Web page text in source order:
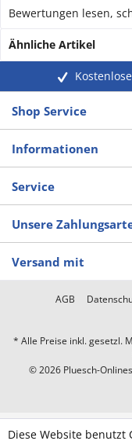
Bewertungen lesen,
Ähnliche Artikel
Shop Service
Informationen
Service
Unsere
Versand mit
AGB
* Alle Preise inkl. gesetzl.
© 2026 Pluesch-
Diese Website benutzt